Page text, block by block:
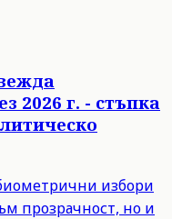
2026 г. - стъпка
избори
прозрачност, но и